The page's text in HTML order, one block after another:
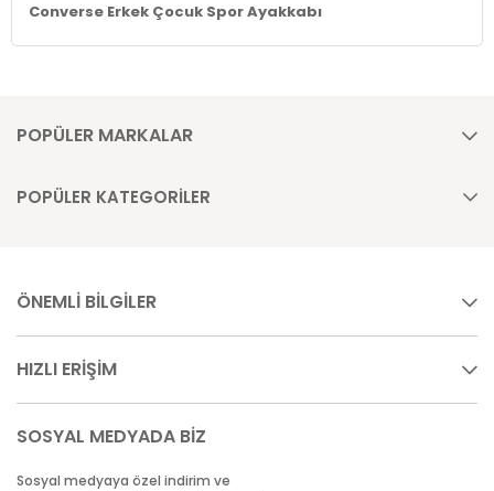
Converse Erkek Çocuk Spor Ayakkabı
POPÜLER MARKALAR
POPÜLER KATEGORİLER
ÖNEMLİ BİLGİLER
HIZLI ERİŞİM
SOSYAL MEDYADA BİZ
Sosyal medyaya özel indirim ve